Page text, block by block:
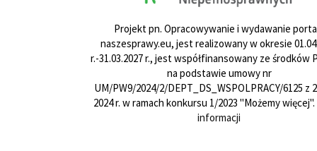
Projekt pn. Opracowywanie i wydawanie
naszesprawy.eu, jest realizowany w okresie
r.-31.03.2027 r., jest współfinansowany ze środków
na podstawie umowy nr
UM/PW9/2024/2/DEPT_DS_WSPOLPRACY/6125 z
2024 r. w ramach konkursu 1/2023 "Możemy więcej".
informacji